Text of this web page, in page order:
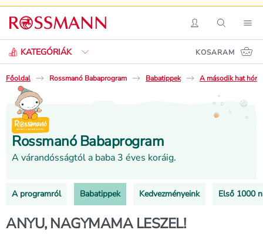
BelépésKeresés
KATEGÓRIÁK
Keresés
KOSARAM
Főoldal Rossmanó Babaprogram Babatippek A második hat
Rossmanó Babaprogram
A várandósságtól a baba 3 éves koráig.
A programról Babatippek Kedvezményeink Első 1000
ANYU, NAGYMAMA LESZEL!